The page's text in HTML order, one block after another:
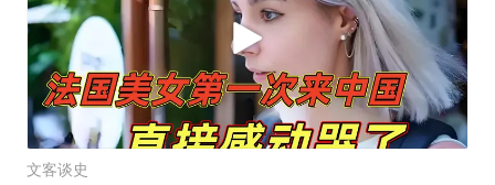
文客谈史